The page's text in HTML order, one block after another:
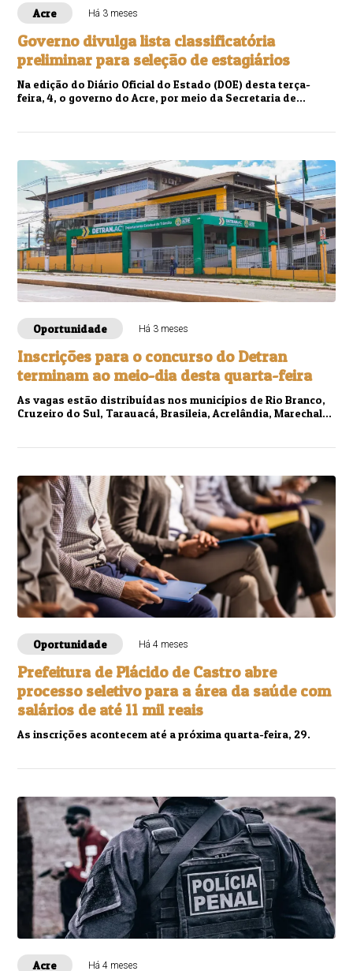
Acre Há 3 meses
Governo divulga lista classificatória
preliminar para seleção de estagiários
Na edição do Diário Oficial do Estado (DOE) desta terça-
feira, 4, o governo do Acre, por meio da Secretaria de
Oportunidade Há 3 meses
Inscrições para o concurso do Detran
terminam ao meio-dia desta quarta-feira
As vagas estão distribuídas nos municípios de Rio Branco,
Cruzeiro do Sul, Tarauacá, Brasileia, Acrelândia, Marechal
Oportunidade Há 4 meses
Prefeitura de Plácido de Castro abre
processo seletivo para a área da saúde com
salários de até 11 mil reais
As inscrições acontecem até a próxima quarta-feira, 29.
Acre Há 4 meses